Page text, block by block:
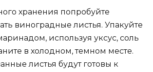
хранения попробуйте
виноградные листья. Упакуйте
используя уксус, соль
в холодном, темном месте.
листья будут готовы к